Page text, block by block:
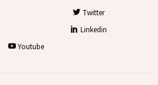
Twitter
Linkedin
Youtube